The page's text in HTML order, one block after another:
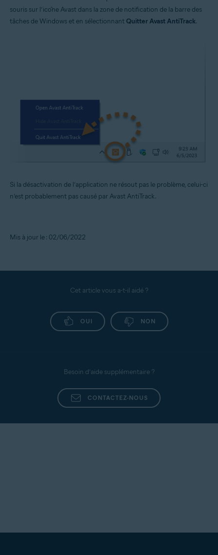
souris sur l’icône Avast dans la zone de notification de la barre des
tâches de Windows et en sélectionnant Quitter Avast AntiTrack.
Si la désactivation de l’application ne résout pas le problème, celui-ci
n’est probablement pas causé par Avast AntiTrack.
Mis à jour le : 02/06/2022
Cet article vous a-t-il aidé ?
OUI NON
Besoin d’aide supplémentaire ?
CONTACTEZ-NOUS